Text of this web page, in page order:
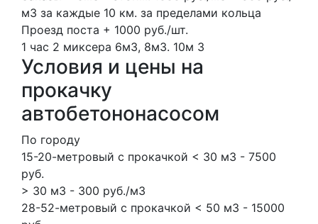
м3 за каждые 10 км. за пределами кольца
Проезд поста + 1000 руб./шт.
1 час 2 миксера 6м3, 8м3. 10м 3
Условия и цены на
прокачку
автобетононасосом
По городу
15-20-метровый с прокачкой < 30 м3 - 7500
руб.
> 30 м3 - 300 руб./м3
28-52-метровый с прокачкой < 50 м3 - 15000